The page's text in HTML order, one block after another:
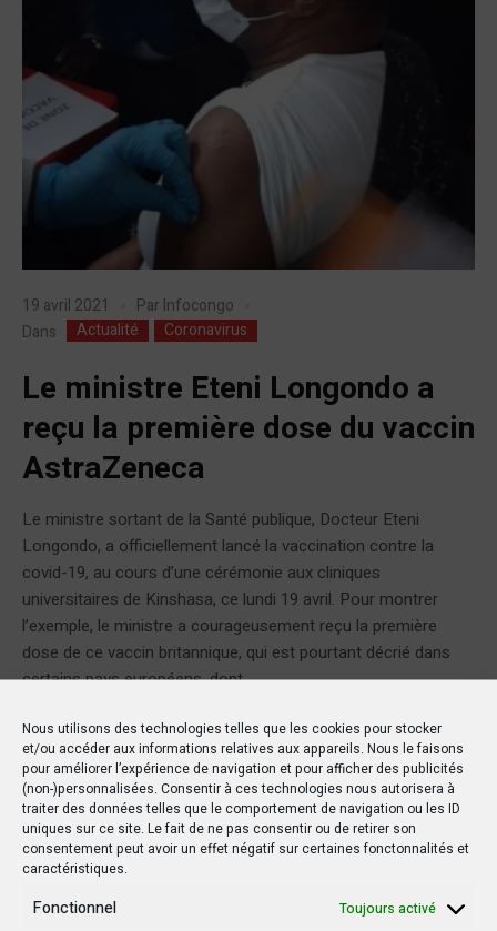
Nous utilisons des technologies telles que les cookies pour stocker
et/ou accéder aux informations relatives aux appareils. Nous le faisons
pour améliorer l’expérience de navigation et pour afficher des publicités
(non-)personnalisées. Consentir à ces technologies nous autorisera à
traiter des données telles que le comportement de navigation ou les ID
uniques sur ce site. Le fait de ne pas consentir ou de retirer son
consentement peut avoir un effet négatif sur certaines fonctonnalités et
caractéristiques.
Fonctionnel Toujours activé
19 avril 2021 Par Infocongo
Dans
Actualité Coronavirus
Le ministre Eteni Longondo a
reçu la première dose du vaccin
AstraZeneca
Le ministre sortant de la Santé publique, Docteur Eteni
Longondo, a officiellement lancé la vaccination contre la
covid-19, au cours d’une cérémonie aux cliniques
universitaires de Kinshasa, ce lundi 19 avril. Pour montrer
l’exemple, le ministre a courageusement reçu la première
dose de ce vaccin britannique, qui est pourtant décrié dans
certains pays européens, dont...
ARTICLE